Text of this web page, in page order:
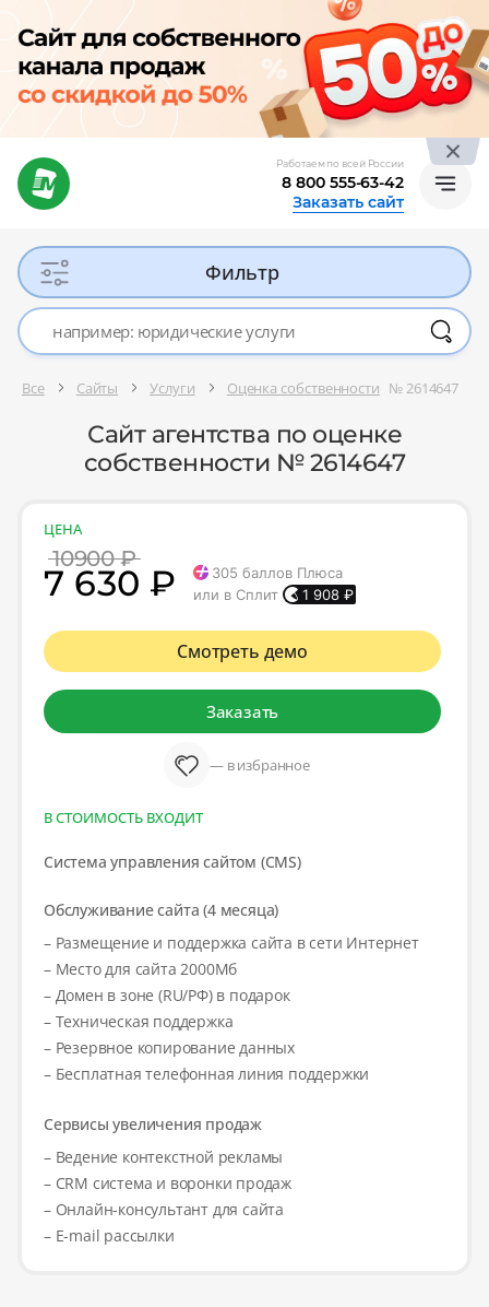
Работаем по всей России
8 800 555-63-42
Заказать сайт
Фильтр
Все Сайты Услуги Оценка собственности № 2614647
Сайт агентства по оценке
собственности № 2614647
ЦЕНА
10900 ₽
7 630 ₽ 305 баллов Плюса
или в Сплит
1 908 ₽
Смотреть демо
Заказать
— в избранное
В СТОИМОСТЬ ВХОДИТ
Система управления сайтом (CMS)
Обслуживание сайта (4 месяца)
– Размещение и поддержка сайта в сети Интернет
– Место для сайта 2000Мб
– Домен в зоне (RU/РФ) в подарок
– Техническая поддержка
– Резервное копирование данных
– Бесплатная телефонная линия поддержки
Сервисы увеличения продаж
– Ведение контекстной рекламы
– CRM система и воронки продаж
– Онлайн-консультант для сайта
– E-mail рассылки